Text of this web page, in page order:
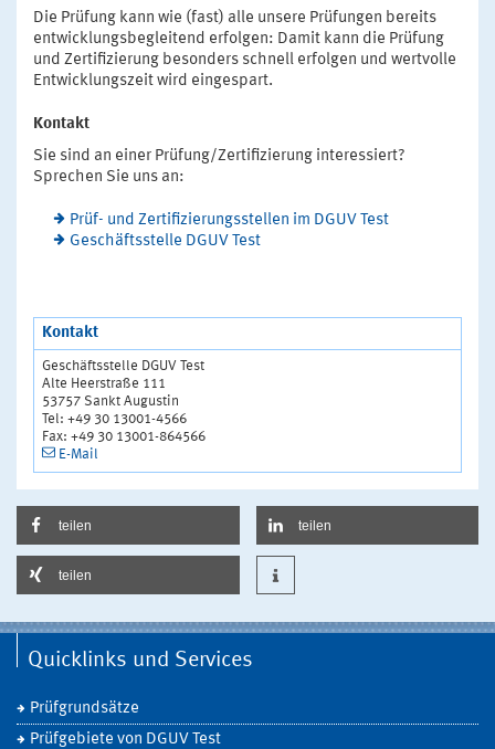
Die Prüfung kann wie (fast) alle unsere Prüfungen bereits
entwicklungsbegleitend erfolgen: Damit kann die Prüfung
und Zertifizierung besonders schnell erfolgen und wertvolle
Entwicklungszeit wird eingespart.
Kontakt
Sie sind an einer Prüfung/Zertifizierung interessiert?
Sprechen Sie uns an:
Prüf- und Zertifizierungsstellen im DGUV Test
Geschäftsstelle DGUV Test
Kontakt
Geschäftsstelle DGUV Test
Alte Heerstraße 111
53757 Sankt Augustin
Tel: +49 30 13001-4566
Fax: +49 30 13001-864566
E-Mail
teilen teilen
teilen
Quicklinks und Services
Prüfgrundsätze
Prüfgebiete von DGUV Test